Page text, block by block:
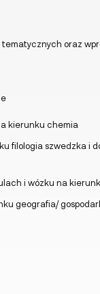
oraz
kierunku chemia
filologia szwedzka i
i wózku na
geografia/